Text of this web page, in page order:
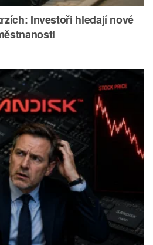
Investoři hledají nové